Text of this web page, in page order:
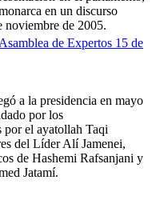
en un discurso
noviembre de 2005.
de Expertos 15 de
a la presidencia en mayo
por los
por el ayatollah Taqi
del Líder Alí Jamenei,
de Hashemi Rafsanjani y
Jatamí.